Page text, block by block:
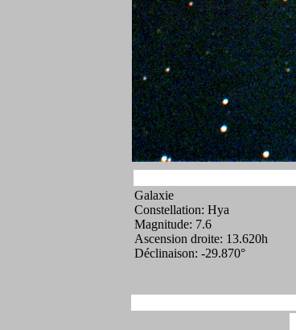
Galaxie
Constellation: Hya
Magnitude: 7.6
Ascension droite: 13.620h
Déclinaison: -29.870°